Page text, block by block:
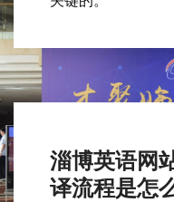
淄博英语网
译流程是怎